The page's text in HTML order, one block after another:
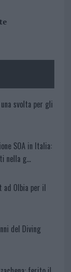
svolta per gli
SOA in Italia:
nella g…
ad Olbia per il
del Diving